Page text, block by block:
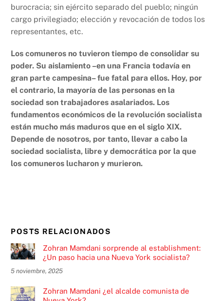
burocracia; sin ejército separado del pueblo; ningún
cargo privilegiado; elección y revocación de todos los
representantes, etc.
Los comuneros no tuvieron tiempo de consolidar su
poder. Su aislamiento –en una Francia todavía en
gran parte campesina– fue fatal para ellos. Hoy, por
el contrario, la mayoría de las personas en la
sociedad son trabajadores asalariados. Los
fundamentos económicos de la revolución socialista
están mucho más maduros que en el siglo XIX.
Depende de nosotros, por tanto, llevar a cabo la
sociedad socialista, libre y democrática por la que
los comuneros lucharon y murieron.
POSTS RELACIONADOS
Zohran Mamdani sorprende al establishment:
¿Un paso hacia una Nueva York socialista?
5 noviembre, 2025
Zohran Mamdani ¿el alcalde comunista de